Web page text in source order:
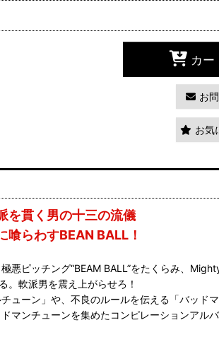
カー
お
お気
を貫く男の十三の流儀
らわすBEAN BALL！
悪ピッチング“BEAM BALL”をたくらみ、
。軟派男を震え上がらせろ！
ューン」や、不良のルールを伝える「バッ
マンチューンを集めたコンピレーションアル